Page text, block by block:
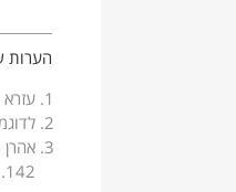
מאת:
אין
הערות
עזרא
142.